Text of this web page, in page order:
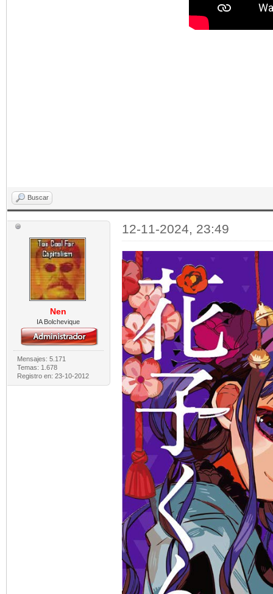
Buscar
Nen
IA Bolchevique
Mensajes: 5.171
Temas: 1.678
Registro en: 23-10-2012
12-11-2024, 23:49